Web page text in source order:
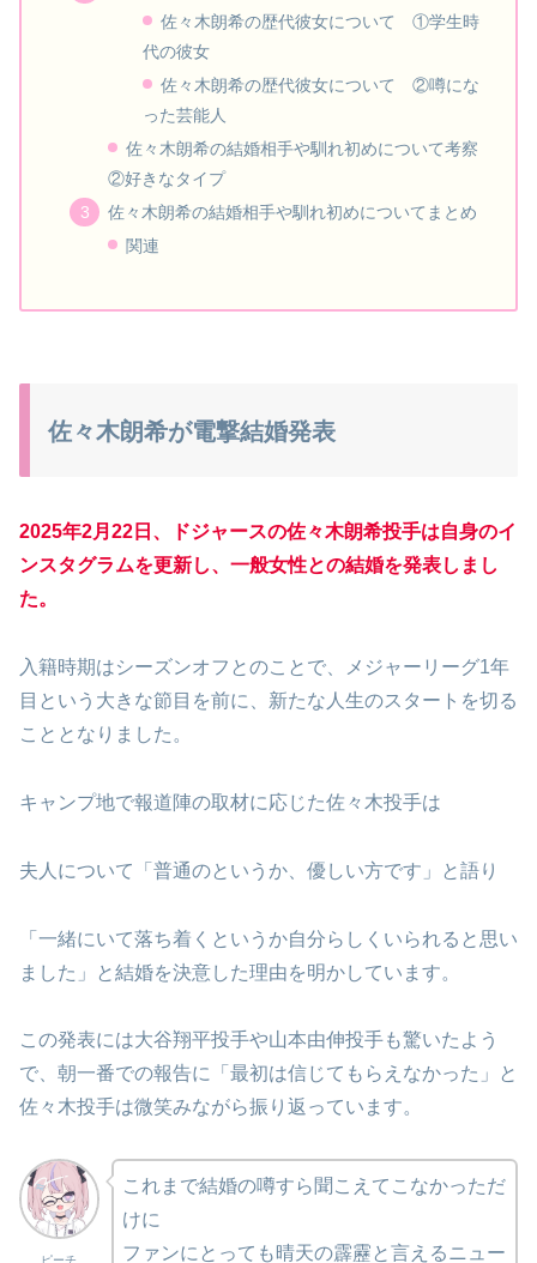
佐々木朗希の歴代彼女について ①学生時
代の彼女
佐々木朗希の歴代彼女について ②噂にな
った芸能人
佐々木朗希の結婚相手や馴れ初めについて考察
②好きなタイプ
佐々木朗希の結婚相手や馴れ初めについてまとめ
関連
佐々木朗希が電撃結婚発表
2025年2月22日、ドジャースの佐々木朗希投手は自身のイ
ンスタグラムを更新し、一般女性との結婚を発表しまし
た。
入籍時期はシーズンオフとのことで、メジャーリーグ1年
目という大きな節目を前に、新たな人生のスタートを切る
こととなりました。
キャンプ地で報道陣の取材に応じた佐々木投手は
夫人について「普通のというか、優しい方です」と語り
「一緒にいて落ち着くというか自分らしくいられると思い
ました」と結婚を決意した理由を明かしています。
この発表には大谷翔平投手や山本由伸投手も驚いたよう
で、朝一番での報告に「最初は信じてもらえなかった」と
佐々木投手は微笑みながら振り返っています。
ピーチ
これまで結婚の噂すら聞こえてこなかっただ
けに
ファンにとっても晴天の霹靂と言えるニュー